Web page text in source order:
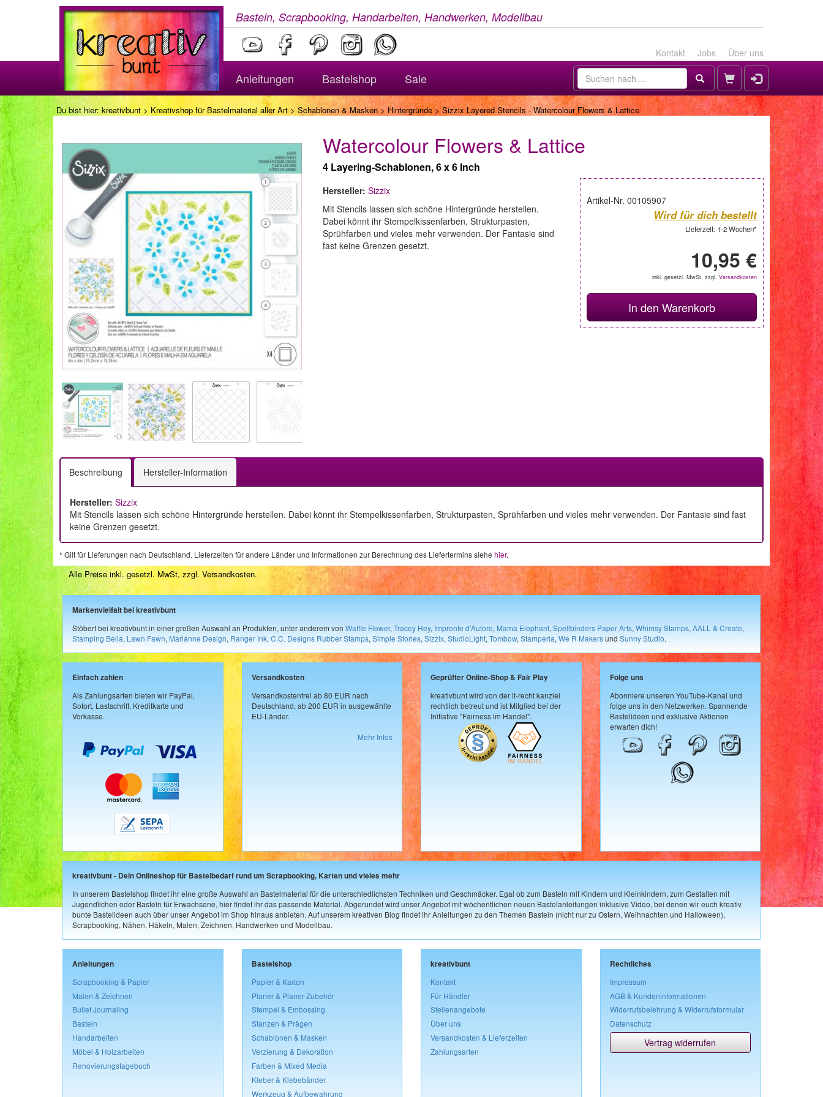
Basteln, Scrapbooking, Handarbeiten, Handwerken, Modellbau
Kontakt Jobs Über uns
Anleitungen Bastelshop Sale
Du bist hier: kreativbunt > Kreativshop für Bastelmaterial aller Art> Schablonen & Masken>Hintergründe> Sizzix Layered Stencils - Watercolour Flowers & Lattice
Watercolour Flowers & Lattice
4 Layering-Schablonen, 6 x 6 Inch
Artikel-Nr. 00105907
Wird für dich bestellt
Lieferzeit: 1-2 Wochen*
10,95 €
inkl. gesetzl. MwSt, zzgl. Versandkosten
In den Warenkorb
Hersteller: Sizzix
Mit Stencils lassen sich schöne Hintergründe herstellen.
Dabei könnt ihr Stempelkissenfarben, Strukturpasten,
Sprühfarben und vieles mehr verwenden. Der Fantasie sind
fast keine Grenzen gesetzt.
Beschreibung Hersteller-Information
Hersteller: Sizzix
Mit Stencils lassen sich schöne Hintergründe herstellen. Dabei könnt ihr Stempelkissenfarben, Strukturpasten, Sprühfarben und vieles mehr verwenden. Der Fantasie sind fast
keine Grenzen gesetzt.
* Gilt für Lieferungen nach Deutschland. Lieferzeiten für andere Länder und Informationen zur Berechnung des Liefertermins siehe hier.
Alle Preise inkl. gesetzl. MwSt, zzgl. Versandkosten.
Markenvielfalt bei kreativbunt
Stöbert bei kreativbunt in einer großen Auswahl an Produkten, unter anderem von Waffle Flower, Tracey Hey, Impronte d'Autore, Mama Elephant, Spellbinders Paper Arts, Whimsy Stamps, AALL & Create,
Stamping Bella, Lawn Fawn, Marianne Design, Ranger Ink, C.C. Designs Rubber Stamps, Simple Stories, Sizzix, StudioLight, Tombow, Stamperia, We R Makersund Sunny Studio.
Einfach zahlen
Als Zahlungsarten bieten wir PayPal,
Sofort, Lastschrift, Kreditkarte und
Vorkasse.
Versandkosten
Versandkostenfrei ab 80 EUR nach
Deutschland, ab 200 EUR in ausgewählte
EU-Länder.
Mehr Infos
Geprüfter Online-Shop & Fair Play
kreativbunt wird von der it-recht kanzlei
rechtlich betreut und ist Mitglied bei der
Initiative "Fairness im Handel".
Folge uns
Abonniere unseren YouTube-Kanal und
folge uns in den Netzwerken. Spannende
Bastelideen und exklusive Aktionen
erwarten dich!
kreativbunt - Dein Onlineshop für Bastelbedarf rund um Scrapbooking, Karten und vieles mehr
In unserem Bastelshop findet ihr eine große Auswahl an Bastelmaterial für die unterschiedlichsten Techniken und Geschmäcker. Egal ob zum Basteln mit Kindern und Kleinkindern, zum Gestalten mit
Jugendlichen oder Basteln für Erwachsene, hier findet ihr das passende Material. Abgerundet wird unser Angebot mit wöchentlichen neuen Bastelanleitungen inklusive Video, bei denen wir euch kreativ
bunte Bastelideen auch über unser Angebot im Shop hinaus anbieten. Auf unserem kreativen Blog findet ihr Anleitungen zu den Themen Basteln (nicht nur zu Ostern, Weihnachten und Halloween),
Scrapbooking, Nähen, Häkeln, Malen, Zeichnen, Handwerken und Modellbau.
Anleitungen
Scrapbooking & Papier
Malen & Zeichnen
Bullet Journaling
Basteln
Handarbeiten
Möbel & Holzarbeiten
Renovierungstagebuch
Bastelshop
Papier & Karton
Planer & Planer-Zubehör
Stempel & Embossing
Stanzen & Prägen
Schablonen & Masken
Verzierung & Dekoration
Farben & Mixed Media
Kleber & Klebebänder
Werkzeug & Aufbewahrung
kreativbunt
Kontakt
Für Händler
Stellenangebote
Über uns
Versandkosten & Lieferzeiten
Zahlungsarten
Rechtliches
Impressum
AGB & Kundeninformationen
Widerrufsbelehrung & Widerrufsformular
Datenschutz
Vertrag widerrufen